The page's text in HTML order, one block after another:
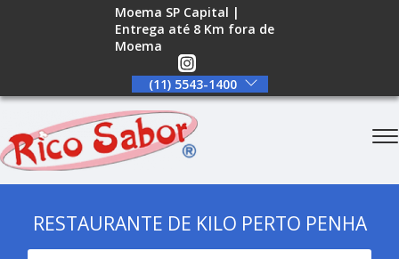
Moema SP Capital |
Entrega até 8 Km fora de
Moema
(11) 5543-1400
RESTAURANTE DE KILO PERTO PENHA